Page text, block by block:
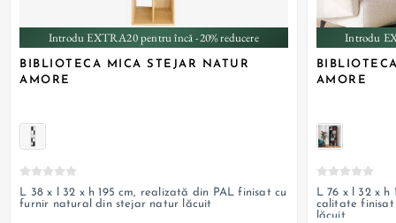
Introdu EXTRA20 pentru încă -20% reducere
BIBLIOTECA MICA STEJAR NATUR
AMORE
L 38 x l 32 x h 195 cm, realizată din PAL finisat cu
furnir natural din stejar natur lăcuit
Introdu
AMORE
L 76 x l 32 x h
calitate
lăcuit